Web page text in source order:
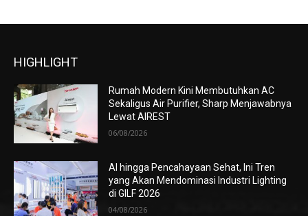
HIGHLIGHT
Rumah Modern Kini Membutuhkan AC
Sekaligus Air Purifier, Sharp Menjawabnya
Lewat AIREST
06/08/2026
AI hingga Pencahayaan Sehat, Ini Tren
yang Akan Mendominasi Industri Lighting
di GILF 2026
04/08/2026